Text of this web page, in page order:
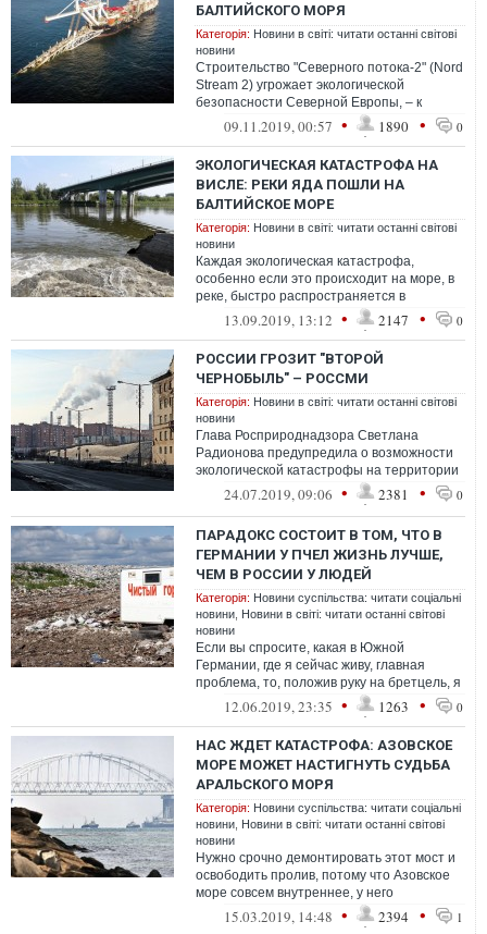
БАЛТИЙСКОГО МОРЯ
Категорія: Новини в світі: читати останні світові
новини
Строительство "Северного потока-2" (Nord
Stream 2) угрожает экологической
безопасности Северной Европы, – к
такому общему выводу пришли различные
09.11.2019, 00:57 • 1890 • 0
ЭКОЛОГИЧЕСКАЯ КАТАСТРОФА НА
ВИСЛЕ: РЕКИ ЯДА ПОШЛИ НА
БАЛТИЙСКОЕ МОРЕ
Категорія: Новини в світі: читати останні світові
новини
Каждая экологическая катастрофа,
особенно если это происходит на море, в
реке, быстро распространяется в
окружающей среде. Для трагедии такого
13.09.2019, 13:12 • 2147 • 0
РОССИИ ГРОЗИТ "ВТОРОЙ
ЧЕРНОБЫЛЬ" – РОССМИ
Категорія: Новини в світі: читати останні світові
новини
Глава Росприроднадзора Светлана
Радионова предупредила о возможности
экологической катастрофы на территории
России (страна-агрессор – согласно Закону
24.07.2019, 09:06 • 2381 • 0
ПАРАДОКС СОСТОИТ В ТОМ, ЧТО В
ГЕРМАНИИ У ПЧЕЛ ЖИЗНЬ ЛУЧШЕ,
ЧЕМ В РОССИИ У ЛЮДЕЙ
Категорія: Новини суспільства: читати соціальні
новини Новини в світі: читати останні світові
новини
Если вы спросите, какая в Южной
Германии, где я сейчас живу, главная
проблема, то, положив руку на бретцель, я
честно отвечу: пчелы. Их становится мен...
12.06.2019, 23:35 • 1263 • 0
НАС ЖДЕТ КАТАСТРОФА: АЗОВСКОЕ
МОРЕ МОЖЕТ НАСТИГНУТЬ СУДЬБА
АРАЛЬСКОГО МОРЯ
Категорія: Новини суспільства: читати соціальні
новини Новини в світі: читати останні світові
новини
Нужно срочно демонтировать этот мост и
освободить пролив, потому что Азовское
море совсем внутреннее, у него
единственная связь с миром – это Черное
15.03.2019, 14:48 • 2394 • 1